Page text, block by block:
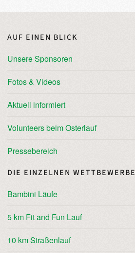
AUF EINEN BLICK
Unsere Sponsoren
Fotos & Videos
Aktuell informiert
Volunteers beim Osterlauf
Pressebereich
DIE EINZELNEN WETTBEWERBE
Bambini Läufe
5 km Fit and Fun Lauf
10 km Straßenlauf